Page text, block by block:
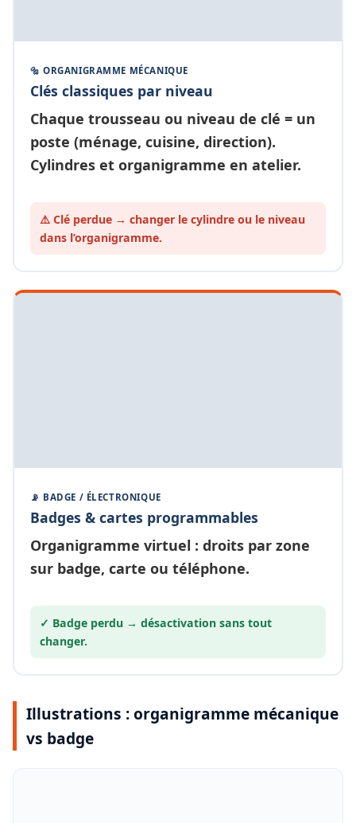
🔩 ORGANIGRAMME MÉCANIQUE
Clés classiques par niveau
Chaque trousseau ou niveau de clé = un
poste (ménage, cuisine, direction).
Cylindres et organigramme en atelier.
⚠️ Clé perdue → changer le cylindre ou le niveau
dans l’organigramme.
📡 BADGE / ÉLECTRONIQUE
Badges & cartes programmables
Organigramme virtuel : droits par zone
sur badge, carte ou téléphone.
✓ Badge perdu → désactivation sans tout
changer.
Illustrations : organigramme mécanique
vs badge